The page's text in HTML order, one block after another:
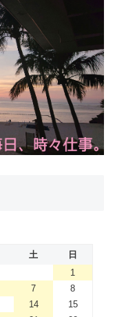
土
日
1
7
8
14
15